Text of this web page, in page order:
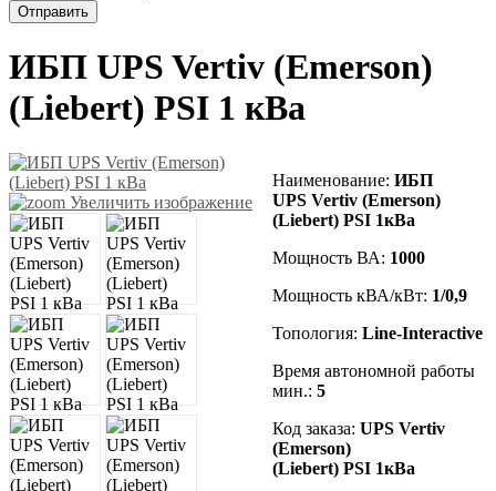
ИБП UPS Vertiv (Emerson)
(Liebert) PSI 1 кВа
Увеличить изображение
Наименование: ИБП
UPS Vertiv (Emerson)
(Liebert) PSI 1кВа
Мощность ВА: 1000
Мощность кВА/кВт: 1/0,9
Топология: Line-Interactive
Время автономной работы
мин.: 5
Код заказа: UPS Vertiv
(Emerson)
(Liebert) PSI 1кВа